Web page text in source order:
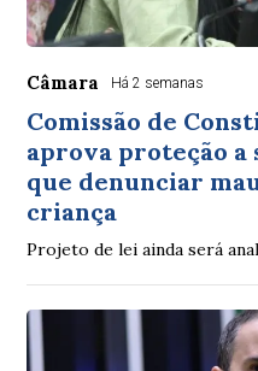
Câmara Há 2 semanas
Comissão de
aprova proteção
que denunciar
criança
Projeto de lei ainda será